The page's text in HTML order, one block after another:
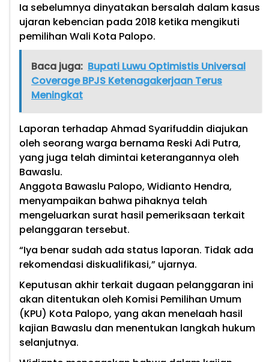
Ia sebelumnya dinyatakan bersalah dalam kasus
ujaran kebencian pada 2018 ketika mengikuti
pemilihan Wali Kota Palopo.
Baca juga: Bupati Luwu Optimistis Universal
Coverage BPJS Ketenagakerjaan Terus
Meningkat
Laporan terhadap Ahmad Syarifuddin diajukan
oleh seorang warga bernama Reski Adi Putra,
yang juga telah dimintai keterangannya oleh
Bawaslu.
Anggota Bawaslu Palopo, Widianto Hendra,
menyampaikan bahwa pihaknya telah
mengeluarkan surat hasil pemeriksaan terkait
pelanggaran tersebut.
“Iya benar sudah ada status laporan. Tidak ada
rekomendasi diskualifikasi,” ujarnya.
Keputusan akhir terkait dugaan pelanggaran ini
akan ditentukan oleh Komisi Pemilihan Umum
(KPU) Kota Palopo, yang akan menelaah hasil
kajian Bawaslu dan menentukan langkah hukum
selanjutnya.